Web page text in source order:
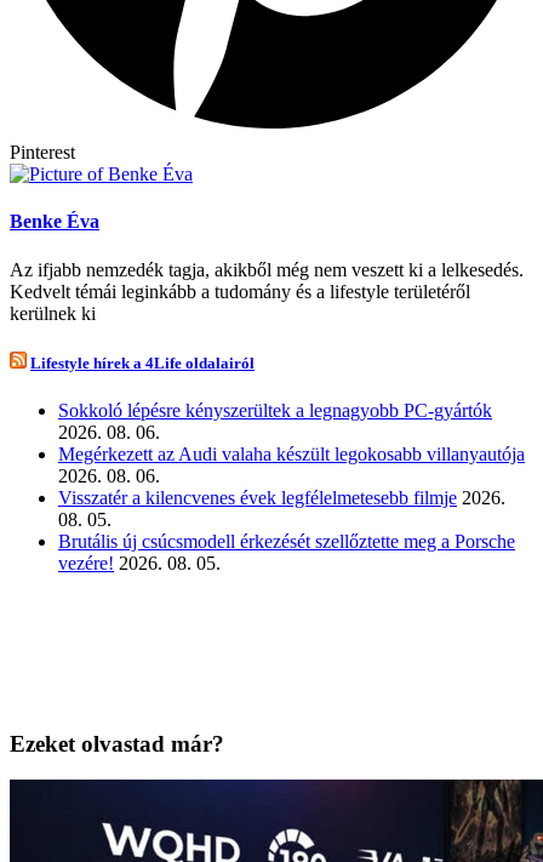
Pinterest
Benke Éva
Az ifjabb nemzedék tagja, akikből még nem veszett ki a lelkesedés.
Kedvelt témái leginkább a tudomány és a lifestyle területéről
kerülnek ki
Lifestyle hírek a 4Life oldalairól
Sokkoló lépésre kényszerültek a legnagyobb PC-gyártók
2026. 08. 06.
Megérkezett az Audi valaha készült legokosabb villanyautója
2026. 08. 06.
Visszatér a kilencvenes évek legfélelmetesebb filmje 2026.
08. 05.
Brutális új csúcsmodell érkezését szellőztette meg a Porsche
vezére! 2026. 08. 05.
Ezeket olvastad már?